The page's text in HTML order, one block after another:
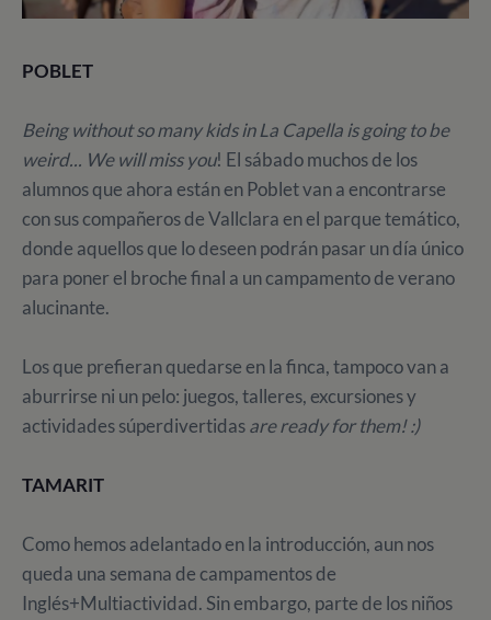
POBLET
Being without so many kids in La Capella is going to be
weird... We will miss you! El sábado muchos de los
alumnos que ahora están en Poblet van a encontrarse
con sus compañeros de Vallclara en el parque temático,
donde aquellos que lo deseen podrán pasar un día único
para poner el broche final a un campamento de verano
alucinante.
Los que prefieran quedarse en la finca, tampoco van a
aburrirse ni un pelo: juegos, talleres, excursiones y
actividades súperdivertidasare ready for them! :)
TAMARIT
Como hemos adelantado en la introducción, aun nos
queda una semana de campamentos de
Inglés+Multiactividad. Sin embargo, parte de los niños